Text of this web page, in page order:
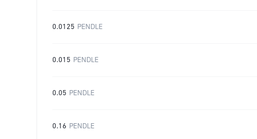
0.0125 PENDLE
0.015 PENDLE
0.05 PENDLE
0.16 PENDLE